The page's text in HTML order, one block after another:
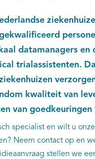
datamanagers
trialassistenten.
kwaliteit van
van goedkeuringen
specialist en wilt u
Neem contact op en
stellen we